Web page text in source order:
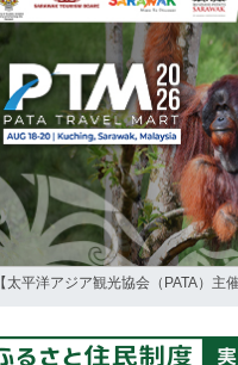
【太平洋アジア観光協会（PATA）主